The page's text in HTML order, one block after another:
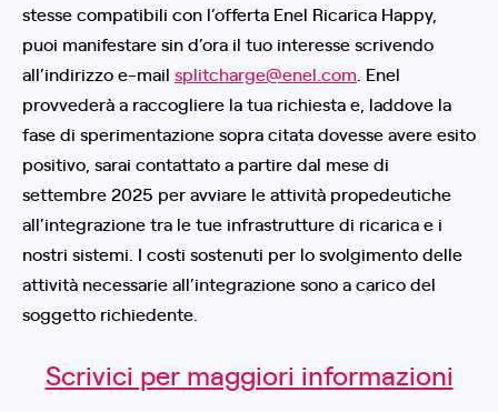
stesse compatibili con l’offerta Enel Ricarica Happy,
puoi manifestare sin d’ora il tuo interesse scrivendo
all’indirizzo e-mail splitcharge@enel.com . Enel
provvederà a raccogliere la tua richiesta e, laddove la
fase di sperimentazione sopra citata dovesse avere esito
positivo, sarai contattato a partire dal mese di
settembre 2025 per avviare le attività propedeutiche
all’integrazione tra le tue infrastrutture di ricarica e i
nostri sistemi. I costi sostenuti per lo svolgimento delle
attività necessarie all’integrazione sono a carico del
soggetto richiedente.
Scrivici per maggiori informazioni